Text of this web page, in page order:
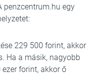
penzcentrum.hu egy
229 500 forint, akkor
Ha a másik, nagyobb
forint, akkor ő